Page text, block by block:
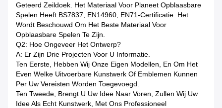
Geteerd Zeildoek. Het Materiaal Voor Planeet Opblaasbare
Spelen Heeft BS7837, EN14960, EN71-Certificatie. Het
Wordt Beschouwd Om Het Beste Materiaal Voor
Opblaasbare Spelen Te Zijn.
Q2: Hoe Ongeveer Het Ontwerp?
A: Er Zijn Drie Projecten Voor U Informatie.
Ten Eerste, Hebben Wij Onze Eigen Modellen, En Om Het
Even Welke Uitvoerbare Kunstwerk Of Emblemen Kunnen
Per Uw Vereisten Worden Toegevoegd.
Ten Tweede, Brengt U Uw Idee Naar Voren, Zullen Wij Uw
Idee Als Echt Kunstwerk, Met Ons Professioneel